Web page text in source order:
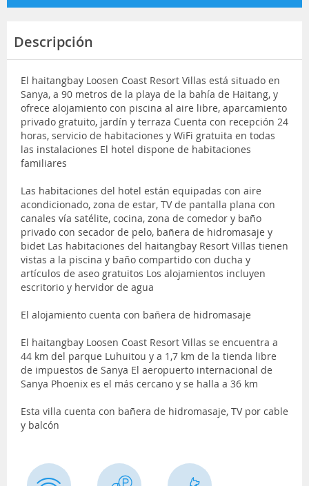
Descripción
El haitangbay Loosen Coast Resort Villas está situado en
Sanya, a 90 metros de la playa de la bahía de Haitang, y
ofrece alojamiento con piscina al aire libre, aparcamiento
privado gratuito, jardín y terraza Cuenta con recepción 24
horas, servicio de habitaciones y WiFi gratuita en todas
las instalaciones El hotel dispone de habitaciones
familiares
Las habitaciones del hotel están equipadas con aire
acondicionado, zona de estar, TV de pantalla plana con
canales vía satélite, cocina, zona de comedor y baño
privado con secador de pelo, bañera de hidromasaje y
bidet Las habitaciones del haitangbay Resort Villas tienen
vistas a la piscina y baño compartido con ducha y
artículos de aseo gratuitos Los alojamientos incluyen
escritorio y hervidor de agua
El alojamiento cuenta con bañera de hidromasaje
El haitangbay Loosen Coast Resort Villas se encuentra a
44 km del parque Luhuitou y a 1,7 km de la tienda libre
de impuestos de Sanya El aeropuerto internacional de
Sanya Phoenix es el más cercano y se halla a 36 km
Esta villa cuenta con bañera de hidromasaje, TV por cable
y balcón